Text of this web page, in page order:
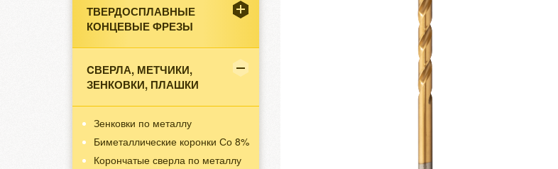
ТВЕРДОСПЛАВНЫЕ
КОНЦЕВЫЕ ФРЕЗЫ
CВЕРЛА, МЕТЧИКИ,
ЗЕНКОВКИ, ПЛАШКИ
Зенковки по металлу
Биметаллические коронки Со 8%
Корончатые сверла по металлу